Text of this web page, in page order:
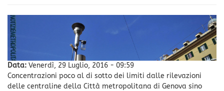
Data: Venerdì, 29 Luglio, 2016 - 09:59
Concentrazioni poco al di sotto dei limiti dalle rilevazioni
delle centraline della Città metropolitana di Genova sino